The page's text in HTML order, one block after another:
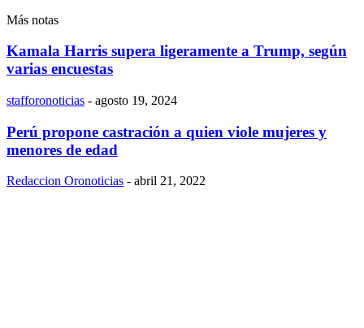
Más notas
Kamala Harris supera ligeramente a Trump, según
varias encuestas
stafforonoticias - agosto 19, 2024
Perú propone castración a quien viole mujeres y
menores de edad
Redaccion Oronoticias - abril 21, 2022